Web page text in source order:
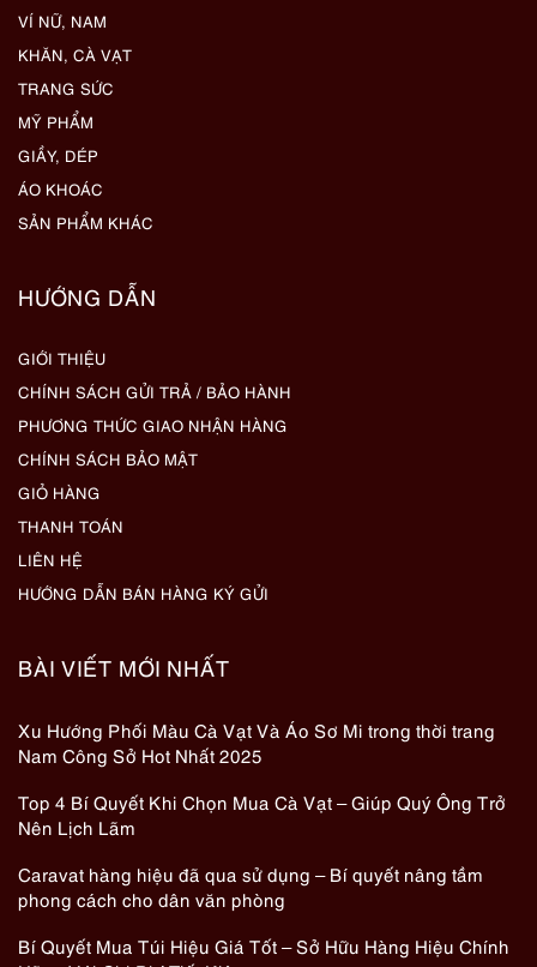
VÍ NỮ, NAM
KHĂN, CÀ VẠT
TRANG SỨC
MỸ PHẨM
GIẦY, DÉP
ÁO KHOÁC
SẢN PHẨM KHÁC
HƯỚNG DẪN
GIỚI THIỆU
CHÍNH SÁCH GỬI TRẢ / BẢO HÀNH
PHƯƠNG THỨC GIAO NHẬN HÀNG
CHÍNH SÁCH BẢO MẬT
GIỎ HÀNG
THANH TOÁN
LIÊN HỆ
HƯỚNG DẪN BÁN HÀNG KÝ GỬI
BÀI VIẾT MỚI NHẤT
Xu Hướng Phối Màu Cà Vạt Và Áo Sơ Mi trong thời trang
Nam Công Sở Hot Nhất 2025
Top 4 Bí Quyết Khi Chọn Mua Cà Vạt – Giúp Quý Ông Trở
Nên Lịch Lãm
Caravat hàng hiệu đã qua sử dụng – Bí quyết nâng tầm
phong cách cho dân văn phòng
Bí Quyết Mua Túi Hiệu Giá Tốt – Sở Hữu Hàng Hiệu Chính